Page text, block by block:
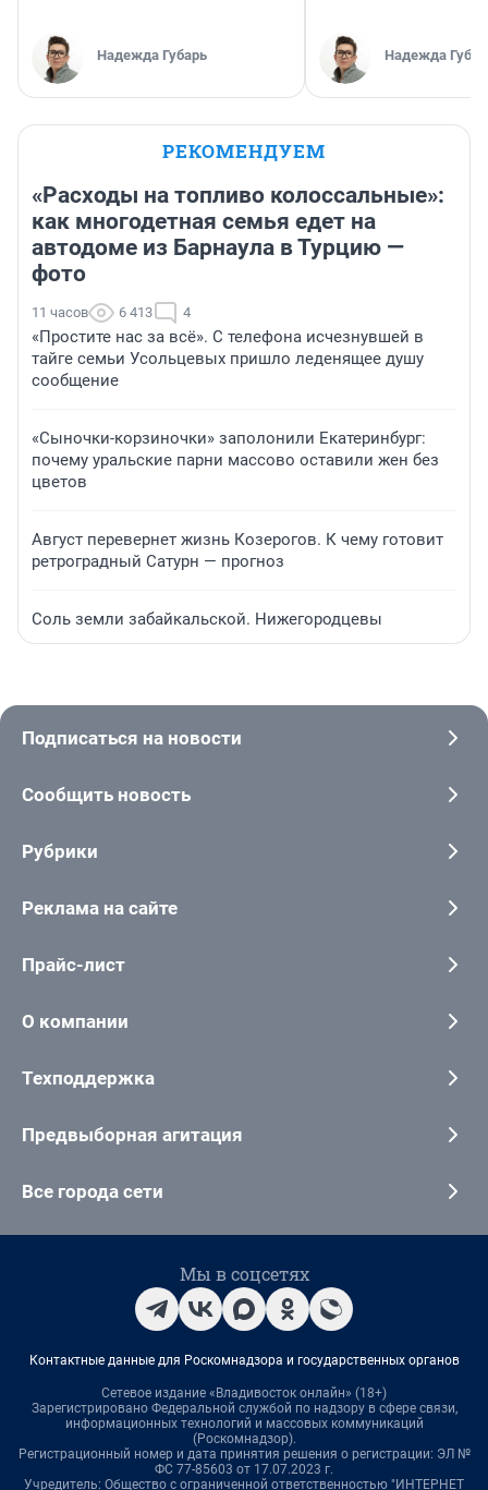
Надежда Губарь Надежда
РЕКОМЕНДУЕМ
«Расходы на топливо колоссальные»:
как многодетная семья едет на
автодоме из Барнаула в Турцию —
фото
11 часов 6 413 4
«Простите нас за всё». С телефона исчезнувшей в
тайге семьи Усольцевых пришло леденящее душу
сообщение
«Сыночки-корзиночки» заполонили Екатеринбург:
почему уральские парни массово оставили жен без
цветов
Август перевернет жизнь Козерогов. К чему готовит
ретроградный Сатурн — прогноз
Соль земли забайкальской. Нижегородцевы
Подписаться на новости
Сообщить новость
Рубрики
Реклама на сайте
Прайс-лист
О компании
Техподдержка
Предвыборная агитация
Все города сети
Мы в соцсетях
Контактные данные для Роскомнадзора и государственных органов
Сетевое издание «Владивосток онлайн» (18+)
Зарегистрировано Федеральной службой по надзору в сфере связи,
информационных технологий и массовых коммуникаций
(Роскомнадзор).
Регистрационный номер и дата принятия решения о регистрации: ЭЛ №
ФС 77-85603 от 17.07.2023 г.
Учредитель: Общество с ограниченной ответственностью "ИНТЕРНЕТ